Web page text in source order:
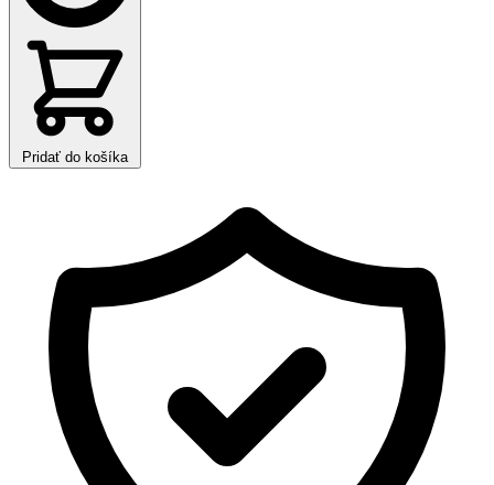
Pridať do košíka